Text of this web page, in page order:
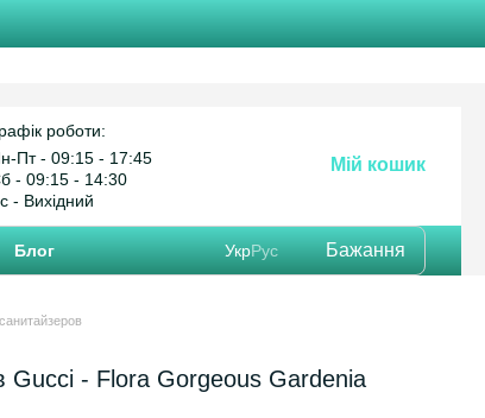
роботи:
Пт - 09:15 - 17:45
- 09:15 - 14:30
- Вихідний
Мій кошик
Блог
УкрРус Бажання
Gucci - Flora Gorgeous Gardenia